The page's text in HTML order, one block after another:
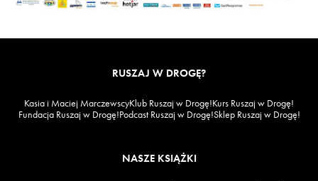
RUSZAJ W DROGĘ?
Kasia i Maciej MarczewscyKlub Ruszaj w Drogę!Kurs Ruszaj w Drogę!
Fundacja Ruszaj w Drogę!Podcast Ruszaj w Drogę!Sklep Ruszaj w Drogę!
NASZE KSIĄŻKI